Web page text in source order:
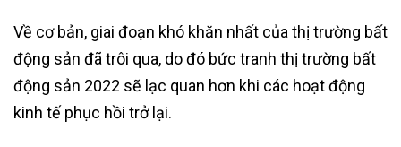
Về cơ bản, giai đoạn khó khăn nhất của thị trường bất
động sản đã trôi qua, do đó bức tranh thị trường bất
động sản 2022 sẽ lạc quan hơn khi các hoạt động
kinh tế phục hồi trở lại.